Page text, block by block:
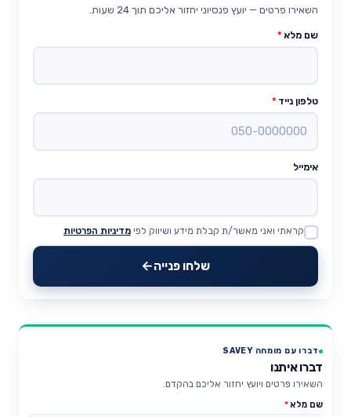
השאירו פרטים — יועץ פנסיוני יחזור אליכם תוך 24 שעות.
שם מלא *
טלפון נייד *
אימייל
Website
קראתי ואני מאשר/ת קבלת מידע ושיווק לפי מדיניות הפרטיות
שלחו פנייה
דברו עם מומחה SAVEY
דברו איתנו
השאירו פרטים ויועץ יחזור אליכם בהקדם.
שם מלא*